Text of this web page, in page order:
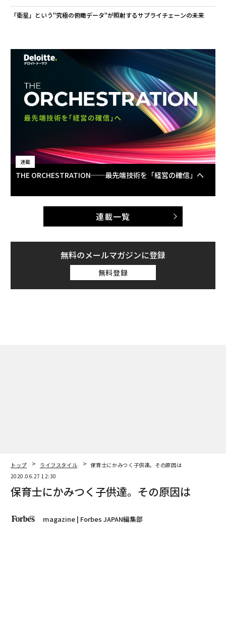
「衛星」という"究極の俯瞰データ"が照射するサプライチェーンの未来
連載
THE ORCHESTRATION──最先端技術を「経営の確信」へ
連載一覧
無料のメールマガジンに登録
無料登録
トップ ライフスタイル
保育士にかみつく子供達。その原因は
2020.06.27 12:30
保育士にかみつく子供達。その原因は
magazine | Forbes JAPAN編集部